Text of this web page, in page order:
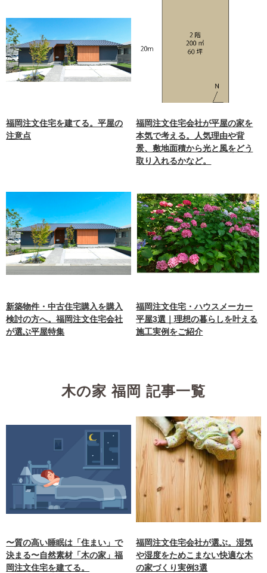
福岡注文住宅を建てる。平屋の
注意点
福岡注文住宅会社が平屋の家を
本気で考える。人気理由や背
景、敷地面積から光と風をどう
取り入れるかなど。
新築物件・中古住宅購入を購入
検討の方へ。福岡注文住宅会社
が選ぶ平屋特集
福岡注文住宅・ハウスメーカー
平屋3選｜理想の暮らしを叶える
施工実例をご紹介
木の家 福岡 記事一覧
〜質の高い睡眠は「住まい」で
決まる〜自然素材「木の家」福
岡注文住宅を建てる。
福岡注文住宅会社が選ぶ。湿気
や湿度をためこまない快適な木
の家づくり実例3選